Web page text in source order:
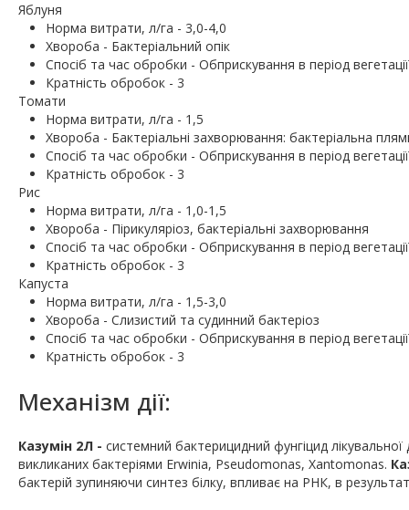
Яблуня
Норма витрати, л/га - 3,0-4,0
Хвороба - Бактеріальний опік
Спосіб та час обробки - Обприскування в період вегетації
Кратність обробок - 3
Томати
Норма витрати, л/га - 1,5
Хвороба - Бактеріальні захворювання: бактеріальна
Спосіб та час обробки - Обприскування в період вегетації
Кратність обробок - 3
Рис
Норма витрати, л/га - 1,0-1,5
Хвороба - Пірикуляріоз, бактеріальні захворювання
Спосіб та час обробки - Обприскування в період вегетації
Кратність обробок - 3
Капуста
Норма витрати, л/га - 1,5-3,0
Хвороба - Слизистий та судинний бактеріоз
Спосіб та час обробки - Обприскування в період вегетації
Кратність обробок - 3
Механізм дії:
Казумін 2Л - системний бактерицидний фунгіцид
викликаних бактеріями Erwinia, Pseudomonas, Xantomonas.
бактерій зупиняючи синтез білку, впливає на РНК, в